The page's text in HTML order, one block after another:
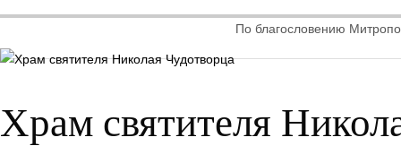
По благословению
Храм святителя